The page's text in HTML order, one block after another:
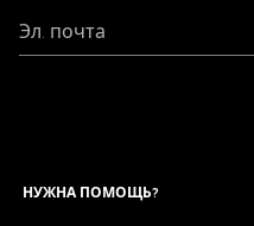
Эл. почта
НУЖНА ПОМОЩЬ?